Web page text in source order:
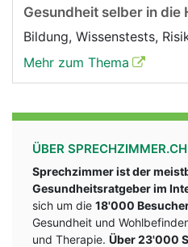
Gesundheit selber in die
Bildung, Wissenstests,
Mehr zum Thema
ÜBER SPRECHZIMMER.CH
Sprechzimmer ist der
Gesundheitsratgeber im
sich um die 18'000
Gesundheit und
und Therapie. Über 23'000